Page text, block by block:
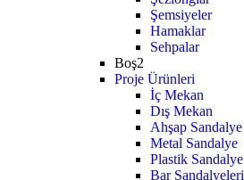
Şemsiyeler
Hamaklar
Sehpalar
Boş2
Proje Ürünleri
İç Mekan
Dış Mekan
Ahşap Sandalye
Metal Sandalye
Plastik Sandalye
Bar Sandalyeleri